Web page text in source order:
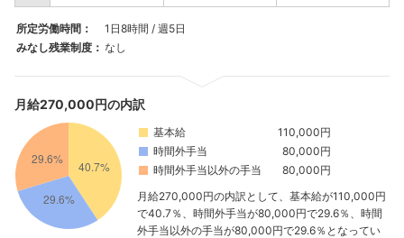
所定労働時間：
1日8時間 / 週5日
みなし残業制度： なし
月給270,000円の内訳
基本給
110,000円
時間外手当
80,000円
時間外手当以外の手当
80,000円
月給270,000円の内訳として、基本給が110,000円
で40.7％、時間外手当が80,000円で29.6％、時間
外手当以外の手当が80,000円で29.6％となってい